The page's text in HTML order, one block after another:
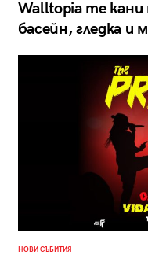
Walltopia те кани
басейн, гледка и
НОВИ СЪБИТИЯ